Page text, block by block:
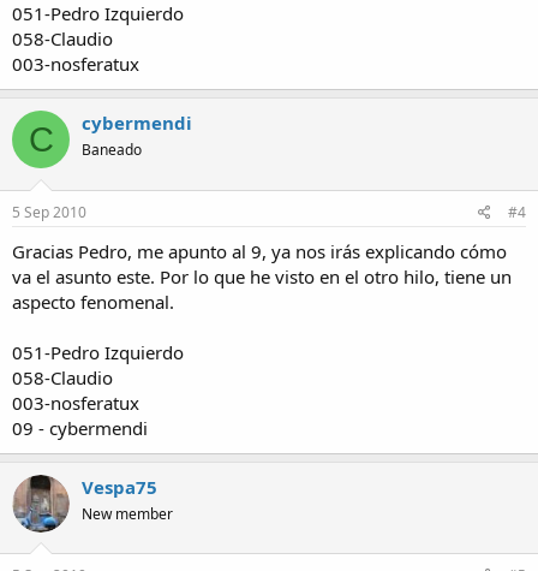
051-Pedro Izquierdo
058-Claudio
003-nosferatux
C cybermendi
Baneado
5 Sep 2010 #4
Gracias Pedro, me apunto al 9, ya nos irás explicando cómo
va el asunto este. Por lo que he visto en el otro hilo, tiene un
aspecto fenomenal.
051-Pedro Izquierdo
058-Claudio
003-nosferatux
09 - cybermendi
Vespa75
New member